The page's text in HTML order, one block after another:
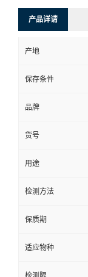
产品详请
产地
保存条件
品牌
货号
用途
检测方法
保质期
适应物种